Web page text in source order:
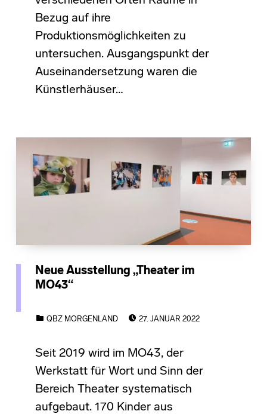
Bezug auf ihre
Produktionsmöglichkeiten zu
untersuchen. Ausgangspunkt der
Auseinandersetzung waren die
Künstlerhäuser…
Neue Ausstellung „Theater im
MO43“
QBZ MORGENLAND
27. JANUAR 2022
Seit 2019 wird im MO43, der
Werkstatt für Wort und Sinn der
Bereich Theater systematisch
aufgebaut. 170 Kinder aus